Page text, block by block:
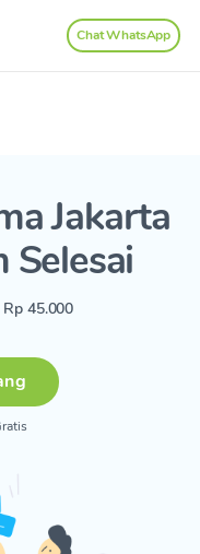
Chat WhatsApp
Jakarta
Selesai
45.000